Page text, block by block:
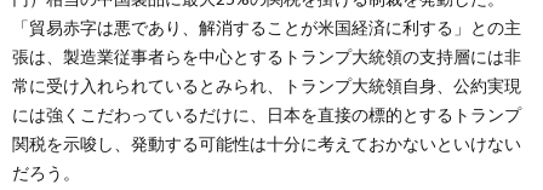
「貿易赤字は悪であり、解消することが米国経済に利する」との主
張は、製造業従事者らを中心とするトランプ大統領の支持層には非
常に受け入れられているとみられ、トランプ大統領自身、公約実現
には強くこだわっているだけに、日本を直接の標的とするトランプ
関税を示唆し、発動する可能性は十分に考えておかないといけない
だろう。